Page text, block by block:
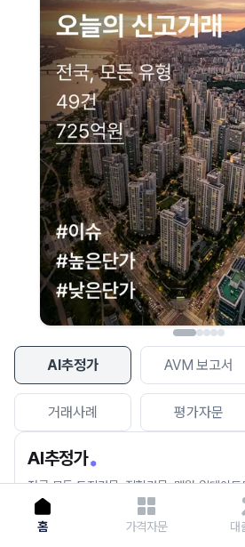
AI추정가 AVM 보고서
거래사례 평가자문
AI추정가
전국 모든 토지건물, 집합건물, 매월 업데이
세요.
네이버 지도 연결
현재 네이버 지도 연결이 원활하지 않아 지
이용에 불편을 드려 죄송
다시 시도
홈 가격자문 대